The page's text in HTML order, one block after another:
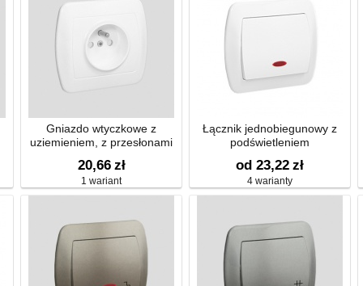
Gniazdo wtyczkowe z
uziemieniem, z przesłonami
20,66 zł
1 wariant
Łącznik jednobiegunowy z
podświetleniem
od 23,22 zł
4 warianty